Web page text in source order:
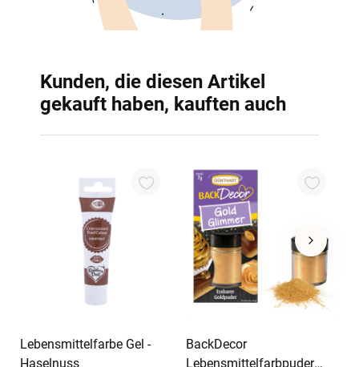
Kunden, die diesen Artikel
gekauft haben, kauften auch
In den Warenkorb
Lebensmittelfarbe Gel -
Haselnuss
In den Warenkorb
BackDecor
Lebensmittelfarbpuder